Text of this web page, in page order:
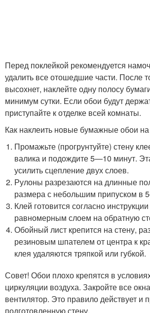
Перед поклейкой рекомендуется
удалить все отошедшие части. После
высохнет, наклейте одну полосу
минимум сутки. Если обои будут
приступайте к отделке всей комнаты.
Как наклеить новые бумажные обои
Промажьте (прогрунтуйте) стену
валика и подождите 5—10 минут.
усилить сцепление двух слоев.
Рулоны разрезаются на длинные
размера с небольшим припуском в
Клей готовится согласно
равномерным слоем на обратную
Обойный лист крепится на стену,
резиновым шпателем от центра к
клея удаляются тряпкой или губкой.
Совет! Обои плохо крепятся в
циркуляции воздуха. Закройте все
вентилятор. Это правило действует и